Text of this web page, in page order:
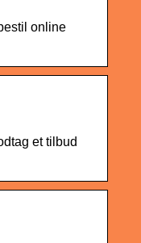
online
et tilbud